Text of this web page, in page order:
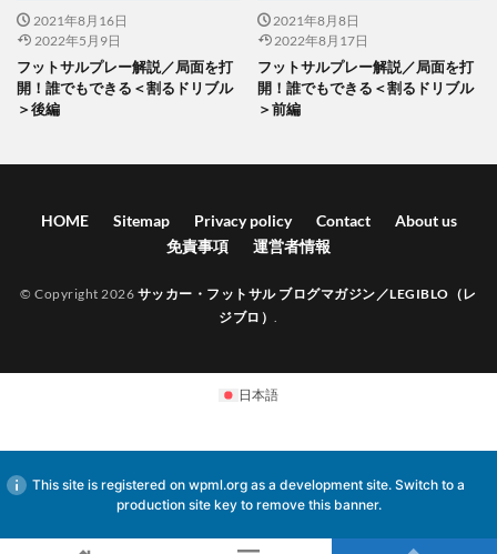
2021年8月16日
2022年5月9日
フットサルプレー解説／局面を打
開！誰でもできる＜割るドリブル
＞後編
2021年8月8日
2022年8月17日
フットサルプレー解説／局面を打
開！誰でもできる＜割るドリブル
＞前編
HOME Sitemap Privacy policy Contact
About us
免責事項
運営者情報
© Copyright 2026 サッカー・フットサル ブログマガジン／LEGIBLO（レ
ジブロ）
日本語
This site is registered on wpml.org as a development site. Switch to a
production site key to remove this banner.